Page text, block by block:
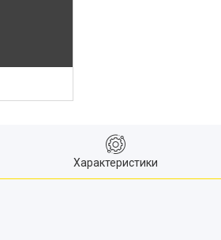
Характеристики